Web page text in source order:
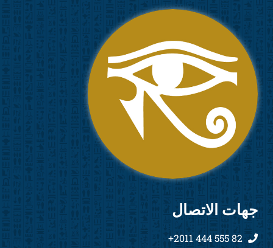
جهات الاتصال
82 555 444 2011+